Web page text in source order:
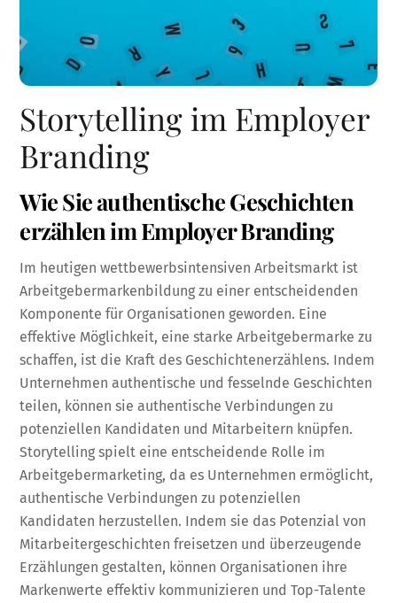
Storytelling im Employer
Branding
Wie Sie authentische Geschichten
erzählen im Employer Branding
Im heutigen wettbewerbsintensiven Arbeitsmarkt ist
Arbeitgebermarkenbildung zu einer entscheidenden
Komponente für Organisationen geworden. Eine
effektive Möglichkeit, eine starke Arbeitgebermarke zu
schaffen, ist die Kraft des Geschichtenerzählens. Indem
Unternehmen authentische und fesselnde Geschichten
teilen, können sie authentische Verbindungen zu
potenziellen Kandidaten und Mitarbeitern knüpfen.
Storytelling spielt eine entscheidende Rolle im
Arbeitgebermarketing, da es Unternehmen ermöglicht,
authentische Verbindungen zu potenziellen
Kandidaten herzustellen. Indem sie das Potenzial von
Mitarbeitergeschichten freisetzen und überzeugende
Erzählungen gestalten, können Organisationen ihre
Markenwerte effektiv kommunizieren und Top-Talente